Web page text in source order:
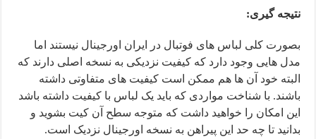
نتیجه گیری:
بصورت کلی لباس های فوتبال در ایران اورجینال نیستند اما
مدل هایی وجود دارد که کیفیت نزدیکی به نسخه اصلی دارند که
البته خود آن ها هم ممکن است کیفیت های متفاوتی داشته
باشند. با شناخت مواردی که باید یک لباس با کیفیت داشته باشد
این امکان را خواهید داشت که متوجه سطح آن کیت بشوید و
بدانید تا چه حد این پیراهن به نسخه اورجینال نزدیک است.